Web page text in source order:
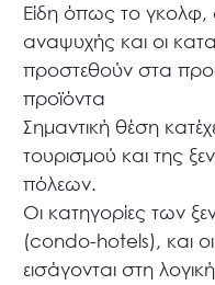
Είδη όπως το
αναψυχής και οι
προστεθούν στα
προϊόντα
Σημαντική θέση
τουρισμού και της
πόλεων.
Οι κατηγορίες των
(condo-hotels), και
εισάγονται στη